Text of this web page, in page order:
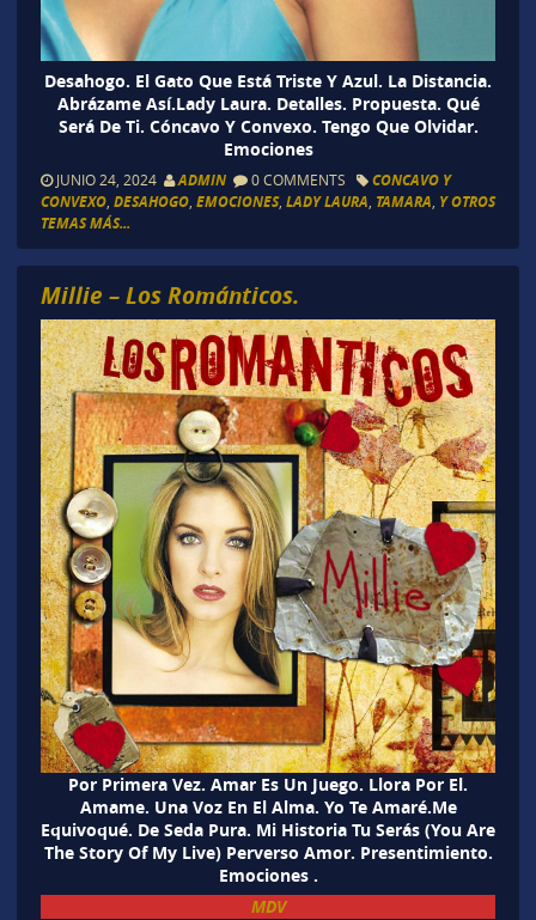
Desahogo. El Gato Que Está Triste Y Azul. La Distancia.
Abrázame Así.Lady Laura. Detalles. Propuesta. Qué
Será De Ti. Cóncavo Y Convexo. Tengo Que Olvidar.
Emociones
JUNIO 24, 2024 ADMIN 0 COMMENTS
CONCAVO Y
CONVEXO, DESAHOGO, EMOCIONES, LADY LAURA TAMARA Y OTROS
TEMAS MÁS...
Millie – Los Románticos.
Por Primera Vez. Amar Es Un Juego. Llora Por El.
Amame. Una Voz En El Alma. Yo Te Amaré.Me
Equivoqué. De Seda Pura. Mi Historia Tu Serás (You Are
The Story Of My Live) Perverso Amor. Presentimiento.
Emociones .
MDV